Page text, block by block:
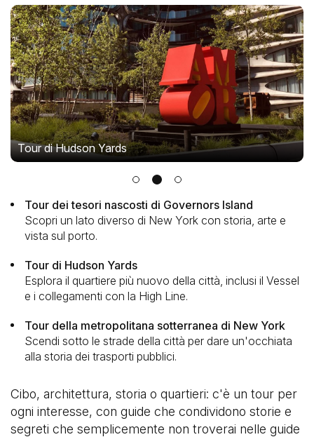
Tour di Hudson Yards
Tour dei tesori nascosti di Governors Island
Scopri un lato diverso di New York con storia, arte e
vista sul porto.
Tour di Hudson Yards
Esplora il quartiere più nuovo della città, inclusi il Vessel
e i collegamenti con la High Line.
Tour della metropolitana sotterranea di New York
Scendi sotto le strade della città per dare un'occhiata
alla storia dei trasporti pubblici.
Cibo, architettura, storia o quartieri: c'è un tour per
ogni interesse, con guide che condividono storie e
segreti che semplicemente non troverai nelle guide